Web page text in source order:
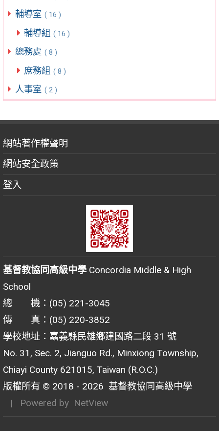
輔導室 ( 16 )
輔導組 ( 16 )
總務處 ( 8 )
庶務組 ( 8 )
人事室 ( 2 )
網站著作權聲明
網站安全政策
登入
基督教協同高級中學 Concordia Middle & High
School
總 機：(05) 221-3045
傳 真：(05) 220-3852
學校地址：嘉義縣民雄鄉建國路二段 31 號
No. 31, Sec. 2, Jianguo Rd., Minxiong Township,
Chiayi County 621015, Taiwan (R.O.C.)
版權所有 © 2018 - 2026 基督教協同高級中學
| Powered by NetView